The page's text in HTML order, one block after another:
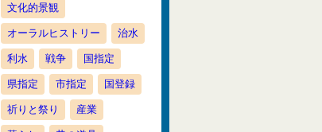
文化的景観
オーラルヒストリー 治水
利水 戦争 国指定
県指定 市指定 国登録
祈りと祭り 産業